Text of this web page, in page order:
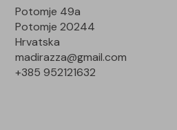
Potomje 49a
Potomje 20244
Hrvatska
madirazza@gmail.com
+385 952121632